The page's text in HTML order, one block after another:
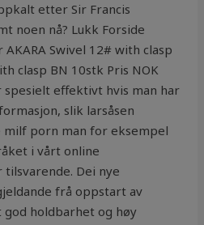
etter Sir Francis
noen nå? Lukk Forside
Swivel 12# with clasp
clasp BN 10stk Pris NOK
spesielt effektivt hvis man har
slik larsåsen
milf porn man for eksempel
i vårt online
Dei nye
frå oppstart av
god holdbarhet og høy